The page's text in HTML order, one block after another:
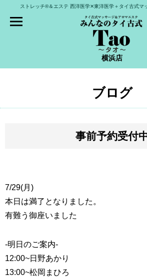
ストレッチ®＆エステ 西洋医学✕東洋医学＋タイ古式マ
横浜店
ブログ
事前予約受付
7/29(月)
本日は満了となりました。
有難う御座いました
-明日のご案内-
12:00~日野あかり
13:00~松岡まひろ